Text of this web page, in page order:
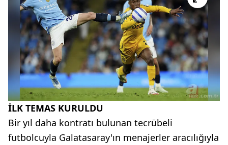
İLK TEMAS KURULDU
Bir yıl daha kontratı bulunan tecrübeli
futbolcuyla Galatasaray'ın menajerler aracılığıyla